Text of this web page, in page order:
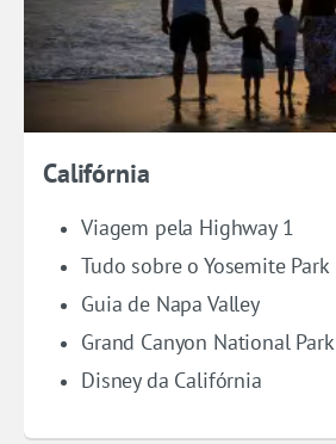
Califórnia
Viagem pela Highway 1
Tudo sobre o Yosemite Park
Guia de Napa Valley
Grand Canyon National Park
Disney da Califórnia